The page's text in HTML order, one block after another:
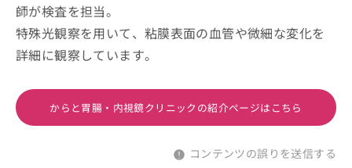
師が検査を担当。
特殊光観察を用いて、粘膜表面の血管や微細な変化を
詳細に観察しています。
からと胃腸・内視鏡クリニックの紹介ページはこちら
コンテンツの誤りを送信する